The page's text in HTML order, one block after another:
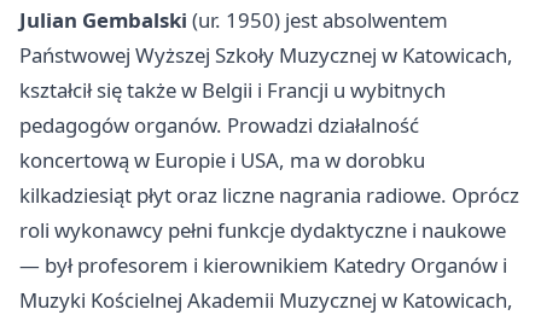
Julian Gembalski (ur. 1950) jest absolwentem
Państwowej Wyższej Szkoły Muzycznej w Katowicach,
kształcił się także w Belgii i Francji u wybitnych
pedagogów organów. Prowadzi działalność
koncertową w Europie i USA, ma w dorobku
kilkadziesiąt płyt oraz liczne nagrania radiowe. Oprócz
roli wykonawcy pełni funkcje dydaktyczne i naukowe
— był profesorem i kierownikiem Katedry Organów i
Muzyki Kościelnej Akademii Muzycznej w Katowicach,